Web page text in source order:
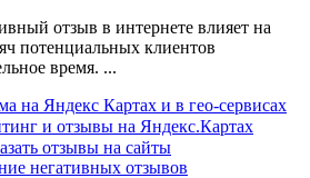
отзыв в интернете влияет на
потенциальных клиентов
время. ...
на Яндекс Картах и в гео-сервисах
и отзывы на Яндекс.Картах
отзывы на сайты
негативных отзывов